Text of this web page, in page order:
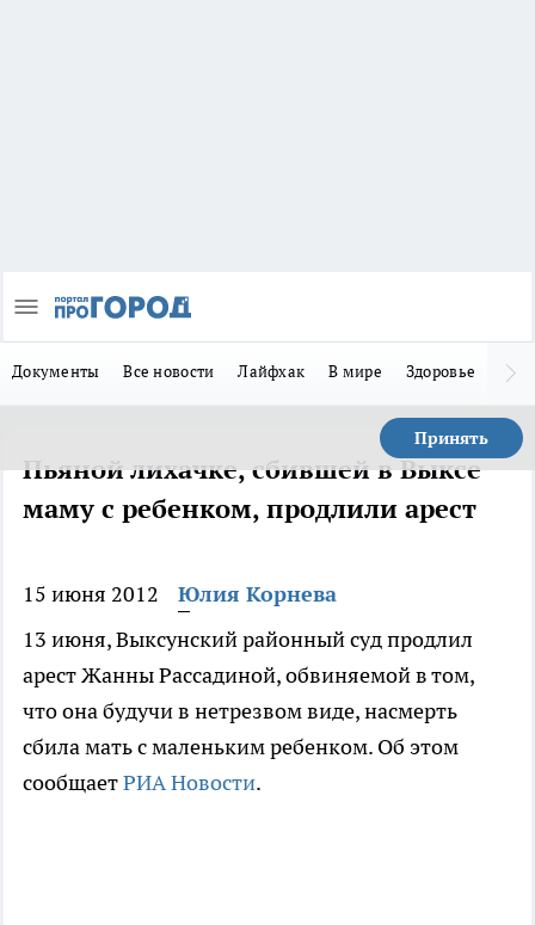
Документы Все новости Лайфхак В мире Здоровье
Принять
Пьяной лихачке, сбившей в Выксе
маму с ребенком, продлили арест
15 июня 2012
Юлия Корнева
13 июня, Выксунский районный суд продлил
арест Жанны Рассадиной, обвиняемой в том,
что она будучи в нетрезвом виде, насмерть
сбила мать с маленьким ребенком. Об этом
сообщаетРИА Новости.